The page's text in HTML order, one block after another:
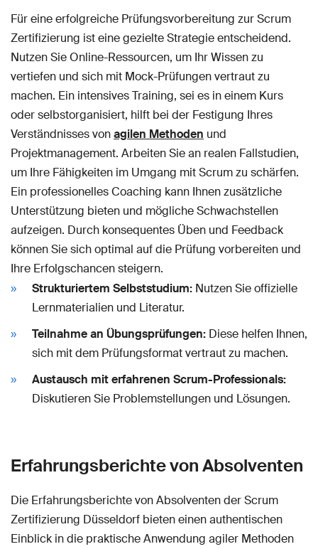
Für eine erfolgreiche Prüfungsvorbereitung zur Scrum
Zertifizierung ist eine gezielte Strategie entscheidend.
Nutzen Sie Online-Ressourcen, um Ihr Wissen zu
vertiefen und sich mit Mock-Prüfungen vertraut zu
machen. Ein intensives Training, sei es in einem Kurs
oder selbstorganisiert, hilft bei der Festigung Ihres
Verständnisses vonagilen Methoden und
Projektmanagement. Arbeiten Sie an realen Fallstudien,
um Ihre Fähigkeiten im Umgang mit Scrum zu schärfen.
Ein professionelles Coaching kann Ihnen zusätzliche
Unterstützung bieten und mögliche Schwachstellen
aufzeigen. Durch konsequentes Üben und Feedback
können Sie sich optimal auf die Prüfung vorbereiten und
Ihre Erfolgschancen steigern.
Strukturiertem Selbststudium: Nutzen Sie offizielle
Lernmaterialien und Literatur.
Teilnahme an Übungsprüfungen: Diese helfen Ihnen,
sich mit dem Prüfungsformat vertraut zu machen.
Austausch mit erfahrenen Scrum-Professionals:
Diskutieren Sie Problemstellungen und Lösungen.
Erfahrungsberichte von Absolventen
Die Erfahrungsberichte von Absolventen der Scrum
Zertifizierung Düsseldorf bieten einen authentischen
Einblick in die praktische Anwendung agiler Methoden